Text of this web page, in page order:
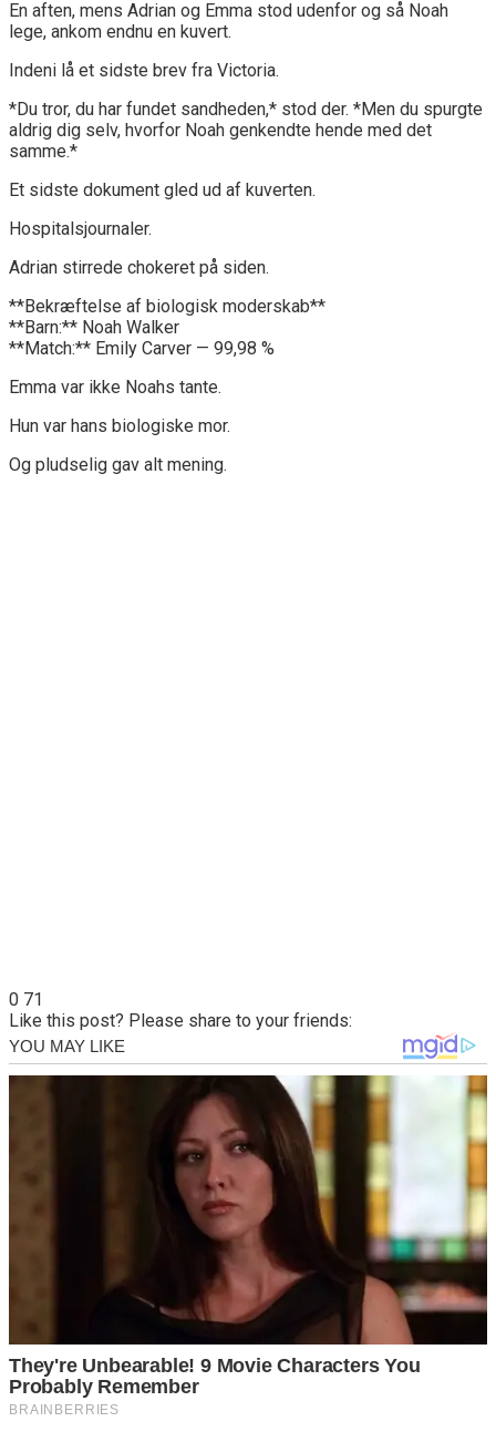
En aften, mens Adrian og Emma stod udenfor og så Noah
lege, ankom endnu en kuvert.
Indeni lå et sidste brev fra Victoria.
*Du tror, du har fundet sandheden,* stod der. *Men du spurgte
aldrig dig selv, hvorfor Noah genkendte hende med det
samme.*
Et sidste dokument gled ud af kuverten.
Hospitalsjournaler.
Adrian stirrede chokeret på siden.
**Bekræftelse af biologisk moderskab**
**Barn:** Noah Walker
**Match:** Emily Carver — 99,98 %
Emma var ikke Noahs tante.
Hun var hans biologiske mor.
Og pludselig gav alt mening.
0 71
Like this post? Please share to your friends: